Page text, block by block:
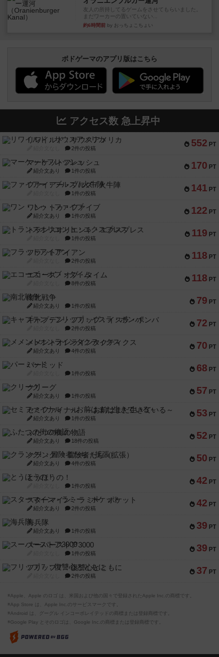
友人の所持してるゲームをさせてもらいました。
まだワーカーの置いていない...
約6時間前 by おっちょこちょい
ボドゲーマのアプリ版はこちら
アクセス数 急上昇中
552 PT
リワイルド：サウスアメリカ
2件の投稿
170 PT
マーケットフレッシュ
紹介文あり 1件の投稿
141 PT
ファイアー・ブルズ / 火牛陣
1件の投稿
122 PT
ワン・トゥ・ファイブ
紹介文あり 1件の投稿
119 PT
トランスオリエント・エクスプレス
1件の投稿
118 PT
フラットアイアン
2件の投稿
118 PT
エコーズ・オブ・タイム
8件の投稿
79 PT
南北戦争
紹介文あり 1件の投稿
72 PT
キャプテン・フリップ：イスラ・ボンバ
2件の投稿
70 PT
メメントオンラインタクティクス
紹介文あり 4件の投稿
68 PT
パーミッド
1件の投稿
57 PT
クリーグ
紹介文あり 1件の投稿
53 PT
セミファイナル ～お前はまだ生きている～
紹介文あり 1件の投稿
52 PT
ふたつの街の物語
紹介文あり 18件の投稿
50 PT
クランク! ：冒険者たち（拡張）
紹介文あり 4件の投稿
42 PT
とうほうの！
1件の投稿
42 PT
スターマイン・ラミー ポケット
紹介文あり 2件の投稿
39 PT
海兵隊
紹介文あり 1件の投稿
39 PT
スーパーストア3000
1件の投稿
37 PT
フリップ７：復讐心とともに
2件の投稿
※Apple、Apple のロゴ は、米国および他の国々で登録されたApple Inc.の商標です。
※App Store は、Apple Inc.のサービスマークです。
※Android は、グーグル インコーポレイテッドの商標または登録商標です。
※Google Play とそのロゴは、Google Inc.の商標または登録商標です。